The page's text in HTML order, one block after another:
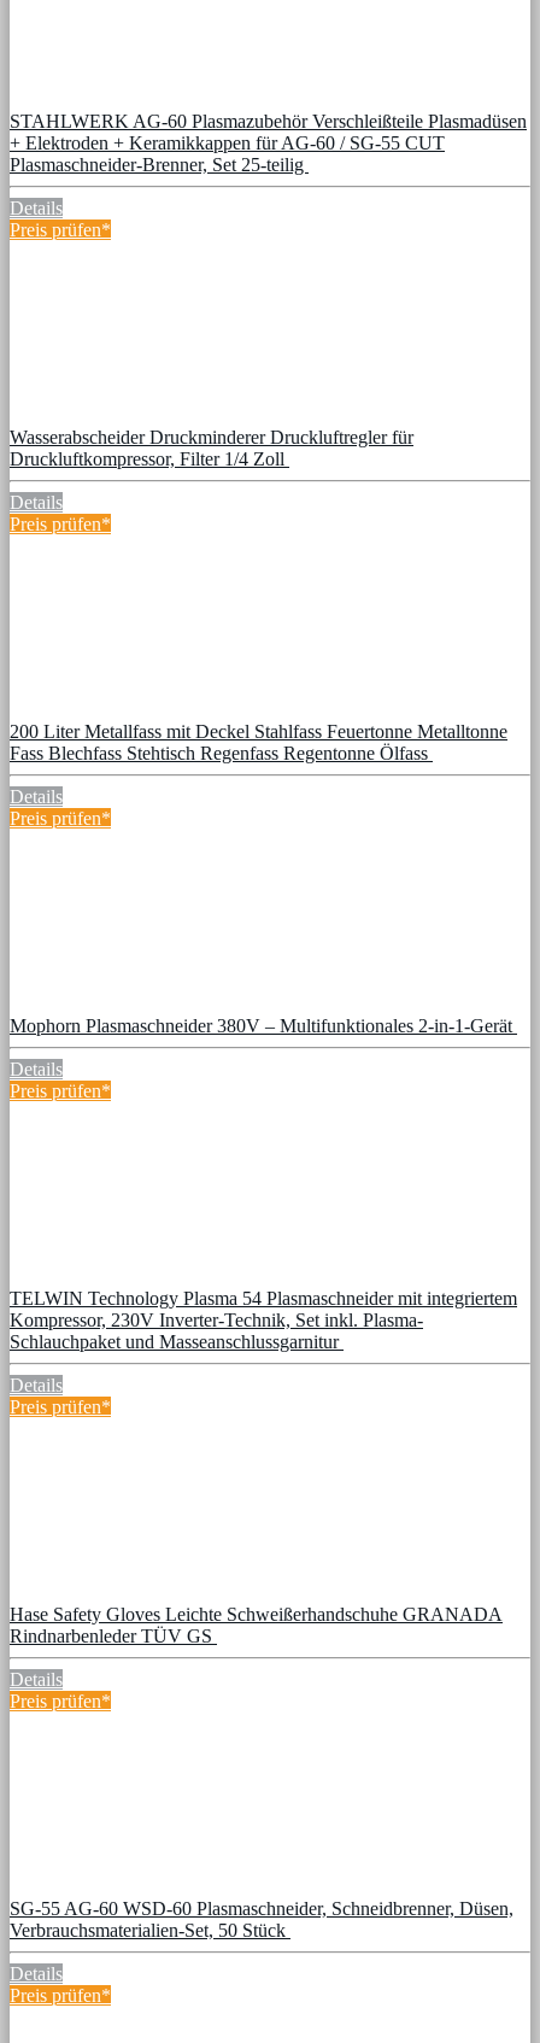
STAHLWERK AG-60 Plasmazubehör Verschleißteile Plasmadüsen
+ Elektroden + Keramikkappen für AG-60 / SG-55 CUT
Plasmaschneider-Brenner, Set 25-teilig
Details
Preis prüfen*
Wasserabscheider Druckminderer Druckluftregler für
Druckluftkompressor, Filter 1/4 Zoll
Details
Preis prüfen*
200 Liter Metallfass mit Deckel Stahlfass Feuertonne Metalltonne
Fass Blechfass Stehtisch Regenfass Regentonne Ölfass
Details
Preis prüfen*
Mophorn Plasmaschneider 380V – Multifunktionales 2-in-1-Gerät
Details
Preis prüfen*
TELWIN Technology Plasma 54 Plasmaschneider mit integriertem
Kompressor, 230V Inverter-Technik, Set inkl. Plasma-
Schlauchpaket und Masseanschlussgarnitur
Details
Preis prüfen*
Hase Safety Gloves Leichte Schweißerhandschuhe GRANADA
Rindnarbenleder TÜV GS
Details
Preis prüfen*
SG-55 AG-60 WSD-60 Plasmaschneider, Schneidbrenner, Düsen,
Verbrauchsmaterialien-Set, 50 Stück
Details
Preis prüfen*